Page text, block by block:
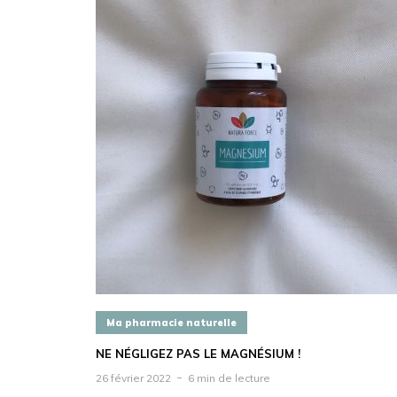
Ma pharmacie naturelle
NE NÉGLIGEZ PAS LE MAGNÉSIUM !
26 février 2022 6 min de lecture